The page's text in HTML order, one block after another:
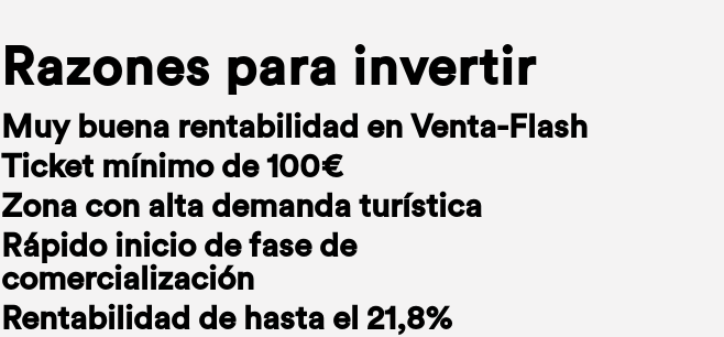
Razones para invertir
Muy buena rentabilidad en Venta-Flash
Ticket mínimo de 100€
Zona con alta demanda turística
Rápido inicio de fase de
comercialización
Rentabilidad de hasta el 21,8%